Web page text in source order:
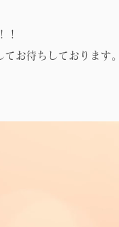
！
お待ちしております。